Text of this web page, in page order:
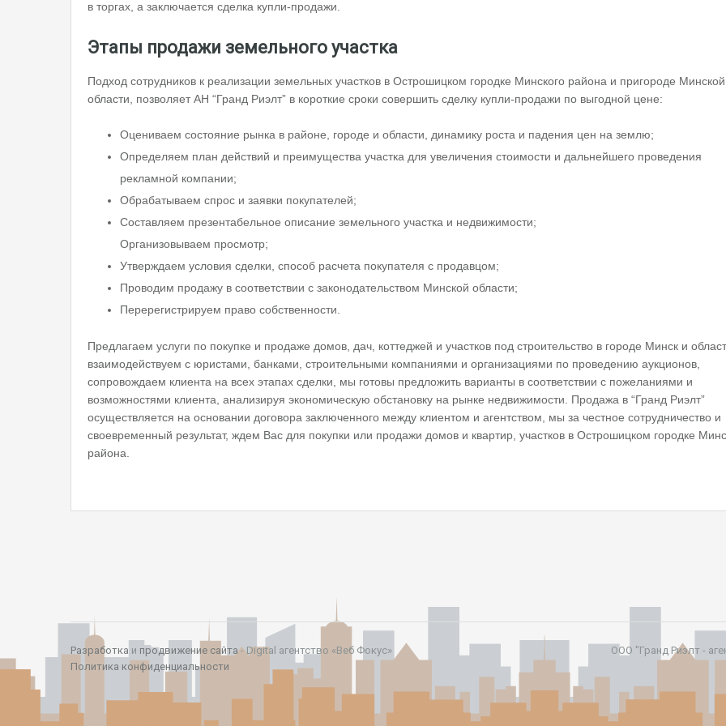
в торгах, а заключается сделка купли-продажи.
Этапы продажи земельного участка
Подход сотрудников к реализации земельных участков в Острошицком городке Минского района и пригороде Минской
области, позволяет АН “Гранд Риэлт” в короткие сроки совершить сделку купли-продажи по выгодной цене:
Оцениваем состояние рынка в районе, городе и области, динамику роста и падения цен на землю;
Определяем план действий и преимущества участка для увеличения стоимости и дальнейшего проведения
рекламной компании;
Обрабатываем спрос и заявки покупателей;
Составляем презентабельное описание земельного участка и недвижимости;
Организовываем просмотр;
Утверждаем условия сделки, способ расчета покупателя с продавцом;
Проводим продажу в соответствии с законодательством Минской области;
Перерегистрируем право собственности.
Предлагаем услуги по покупке и продаже домов, дач, коттеджей и участков под строительство в городе Минск и
взаимодействуем с юристами, банками, строительными компаниями и организациями по проведению аукционов,
сопровождаем клиента на всех этапах сделки, мы готовы предложить варианты в соответствии с пожеланиями и
возможностями клиента, анализируя экономическую обстановку на рынке недвижимости. Продажа в “Гранд Риэлт”
осуществляется на основании договора заключенного между клиентом и агентством, мы за честное сотрудничество и
своевременный результат, ждем Вас для покупки или продажи домов и квартир, участков в Острошицком городке
района.
Разработка и продвижение сайта- Digital агентство «Веб Фокус»
Политика конфиденциальности
ООО "Гранд Риэлт -